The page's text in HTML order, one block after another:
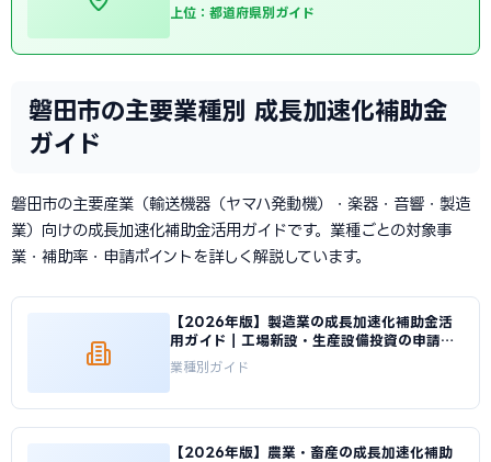
上位：都道府県別ガイド
磐田市の主要業種別 成長加速化補助金
ガイド
磐田市の主要産業（輸送機器（ヤマハ発動機）・楽器・音響・製造
業）向けの成長加速化補助金活用ガイドです。業種ごとの対象事
業・補助率・申請ポイントを詳しく解説しています。
【2026年版】製造業の成長加速化補助金活
用ガイド｜工場新設・生産設備投資の申請戦
略｜成長加速化補助金ナビ
業種別ガイド
【2026年版】農業・畜産の成長加速化補助